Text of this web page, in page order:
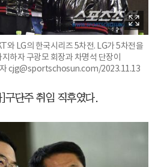
와 LG의 한국시리즈 5차전. LG가 5차전을
하자 구광모 회장과 차명석 단장이
자 cjg@sportschosun.com/2023.11.13
구단주 취임 직후였다.